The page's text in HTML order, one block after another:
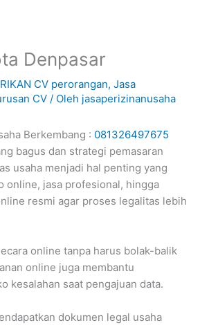
Denpasar
CV perorangan,Jasa
CV / Oleh jasaperizinanusaha
Berkembang : 081326497675
bagus dan strategi pemasaran
usaha menjadi hal penting yang
online, jasa profesional, hingga
resmi agar proses legalitas lebih
online tanpa harus bolak-balik
online juga membantu
kesalahan saat pengajuan data.
dokumen legal usaha